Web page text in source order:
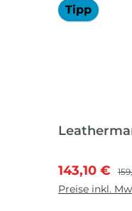
Tipp
143,10 €
Preise inkl.